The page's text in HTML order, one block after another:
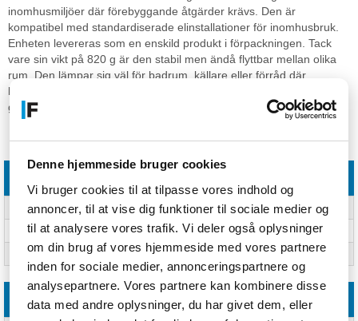
Denne hjemmeside bruger cookies
Vi bruger cookies til at tilpasse vores indhold og
annoncer, til at vise dig funktioner til sociale medier og
til at analysere vores trafik. Vi deler også oplysninger
om din brug af vores hjemmeside med vores partnere
inden for sociale medier, annonceringspartnere og
analysepartnere. Vores partnere kan kombinere disse
data med andre oplysninger, du har givet dem, eller
inomhusmiljöer där förebyggande åtgärder krävs. Den är
kompatibel med standardiserade elinstallationer för inomhusbruk.
Enheten levereras som en enskild produkt i förpackningen. Tack
vare sin vikt på 820 g är den stabil men ändå flyttbar mellan olika
rum. Den lämpar sig väl för badrum, källare eller förråd där
luftfuktigheten ofta är hög. Inga ytterligare tillbehör krävs för den
grundläggande funktionen.
Specifikationer
Lämplig för inomhusbruk Ja
Bästa användningsområden Mjöldagg, Mögel
Korrekt användning Förebyggande
Vikt & dimension